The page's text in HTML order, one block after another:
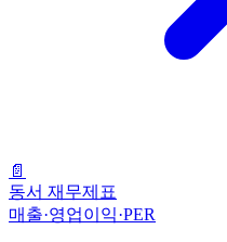
📄
동서 재무제표
매출·영업이익·PER